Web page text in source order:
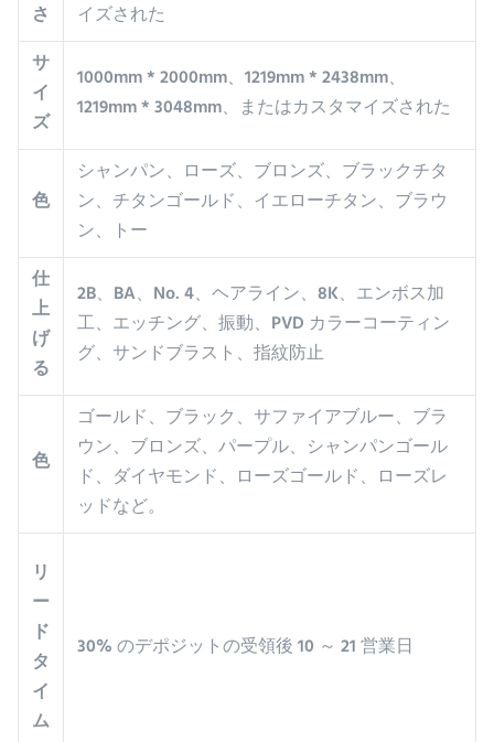
さ
イズされた
サ
イ
ズ
1000mm * 2000mm、1219mm * 2438mm、
1219mm * 3048mm、またはカスタマイズされた
色
シャンパン、ローズ、ブロンズ、ブラックチタ
ン、チタンゴールド、イエローチタン、ブラウ
ン、トー
仕
上
げ
る
2B、BA、No. 4、ヘアライン、8K、エンボス加
工、エッチング、振動、PVD カラーコーティン
グ、サンドブラスト、指紋防止
色
ゴールド、ブラック、サファイアブルー、ブラ
ウン、ブロンズ、パープル、シャンパンゴール
ド、ダイヤモンド、ローズゴールド、ローズレ
ッドなど。
リ
ー
ド
タ
イ
ム
30% のデポジットの受領後 10 ～ 21 営業日